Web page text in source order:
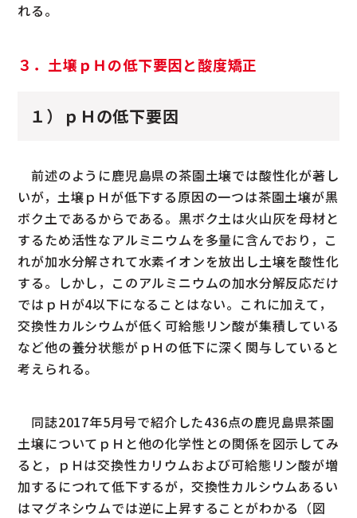
れる。
３．土壌ｐＨの低下要因と酸度矯正
１）ｐＨの低下要因
前述のように鹿児島県の茶園土壌では酸性化が著し
いが，土壌ｐＨが低下する原因の一つは茶園土壌が黒
ボク土であるからである。黒ボク土は火山灰を母材と
するため活性なアルミニウムを多量に含んでおり，こ
れが加水分解されて水素イオンを放出し土壌を酸性化
する。しかし，このアルミニウムの加水分解反応だけ
ではｐＨが4以下になることはない。これに加えて，
交換性カルシウムが低く可給態リン酸が集積している
など他の養分状態がｐＨの低下に深く関与していると
考えられる。
同誌2017年5月号で紹介した436点の鹿児島県茶園
土壌についてｐＨと他の化学性との関係を図示してみ
ると，ｐＨは交換性カリウムおよび可給態リン酸が増
加するにつれて低下するが，交換性カルシウムあるい
はマグネシウムでは逆に上昇することがわかる（図